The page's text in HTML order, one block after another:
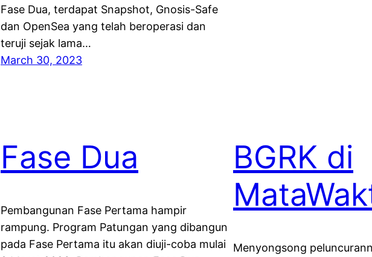
Fase Dua, terdapat Snapshot, Gnosis-Safe
dan OpenSea yang telah beroperasi dan
teruji sejak lama…
March 30, 2023
Fase Dua
Pembangunan Fase Pertama hampir
rampung. Program Patungan yang dibangun
pada Fase Pertama itu akan diuji-coba mulai
BGRK di
Menyongsong